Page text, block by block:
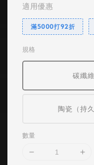
適用優惠
滿5000打92折
規格
碳纖
陶瓷（持
數量